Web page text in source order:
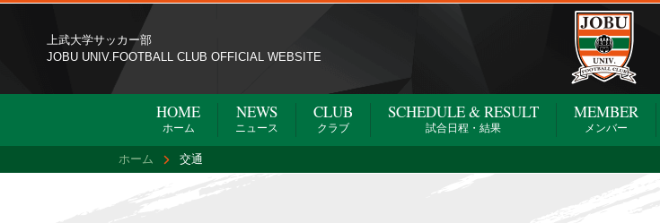
上武大学サッカー部
JOBU UNIV.FOOTBALL CLUB OFFICIAL WEBSITE
HOME
ホーム
NEWS
ニュース
CLUB
クラブ
SCHEDULE & RESULT
試合日程・結果
MEMBER
メンバー
ホーム 交通